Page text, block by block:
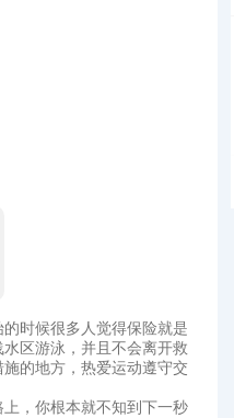
时候很多人觉得保险就是
区游泳，并且不会离开救
的地方，热爱运动遵守交
，你根本就不知到下一秒